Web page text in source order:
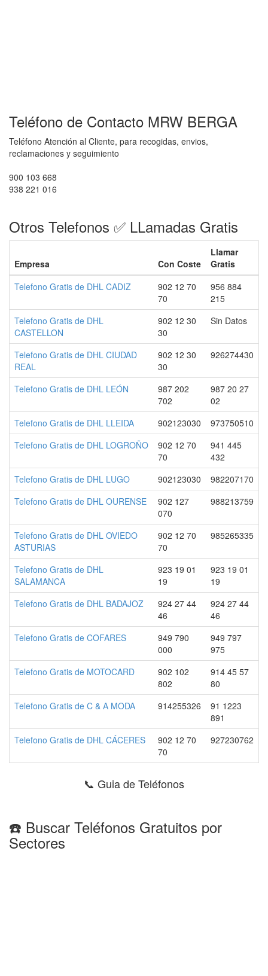
Teléfono de Contacto MRW BERGA
Teléfono Atención al Cliente, para recogidas, envios,
reclamaciones y seguimiento
900 103 668
938 221 016
Otros Telefonos ✅ LLamadas Gratis
Empresa Con Coste
Llamar
Gratis
Telefono Gratis de DHL CADIZ
902 12 70
70
956 884
215
Telefono Gratis de DHL
CASTELLON
902 12 30
30
Sin Datos
Telefono Gratis de DHL CIUDAD
REAL
902 12 30
30
926274430
Telefono Gratis de DHL LEÓN
987 202
702
987 20 27
02
Telefono Gratis de DHL LLEIDA
902123030
973750510
Telefono Gratis de DHL LOGROÑO
902 12 70
70
941 445
432
Telefono Gratis de DHL LUGO
902123030
982207170
Telefono Gratis de DHL OURENSE
902 127
070
988213759
Telefono Gratis de DHL OVIEDO
ASTURIAS
902 12 70
70
985265335
Telefono Gratis de DHL
SALAMANCA
923 19 01
19
923 19 01
19
Telefono Gratis de DHL BADAJOZ
924 27 44
46
924 27 44
46
Telefono Gratis de COFARES
949 790
000
949 797
975
Telefono Gratis de MOTOCARD
902 102
802
914 45 57
80
Telefono Gratis de C & A MODA
914255326
91 1223
891
Telefono Gratis de DHL CÁCERES
902 12 70
70
927230762
📞 Guia de Teléfonos
☎️ Buscar Teléfonos Gratuitos por
Sectores